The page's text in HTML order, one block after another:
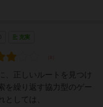
充実
、正しいルートを見つけ
を繰り返す協力型のゲー
としては、